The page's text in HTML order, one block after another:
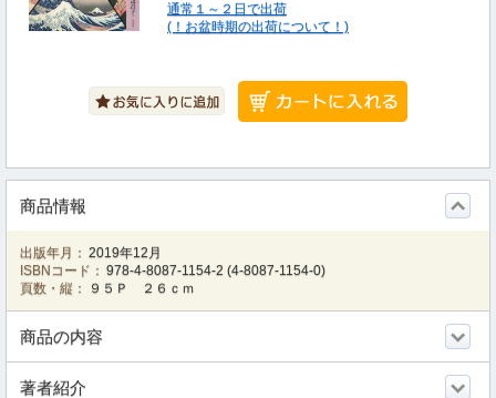
通常１～２日で出荷
(！お盆時期の出荷について！)
商品情報
出版年月： 2019年12月
ISBNコード： 978-4-8087-1154-2 (4-8087-1154-0)
頁数・縦：
９５Ｐ ２６ｃｍ
商品の内容
著者紹介